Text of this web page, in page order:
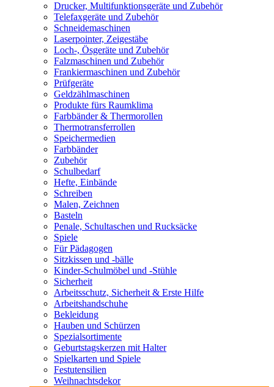
Drucker, Multifunktionsgeräte und Zubehör
Telefaxgeräte und Zubehör
Schneidemaschinen
Laserpointer, Zeigestäbe
Loch-, Ösgeräte und Zubehör
Falzmaschinen und Zubehör
Frankiermaschinen und Zubehör
Prüfgeräte
Geldzählmaschinen
Produkte fürs Raumklima
Farbbänder & Thermorollen
Thermotransferrollen
Speichermedien
Farbbänder
Zubehör
Schulbedarf
Hefte, Einbände
Schreiben
Malen, Zeichnen
Basteln
Penale, Schultaschen und Rucksäcke
Spiele
Für Pädagogen
Sitzkissen und -bälle
Kinder-Schulmöbel und -Stühle
Sicherheit
Arbeitsschutz, Sicherheit & Erste Hilfe
Arbeitshandschuhe
Bekleidung
Hauben und Schürzen
Spezialsortimente
Geburtstagskerzen mit Halter
Spielkarten und Spiele
Festutensilien
Weihnachtsdekor